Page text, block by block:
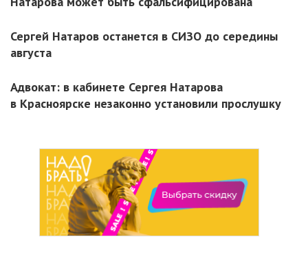
Сергей Натаров останется в СИЗО до середины
августа
Адвокат: в кабинете Сергея Натарова
в Красноярске незаконно установили прослушку